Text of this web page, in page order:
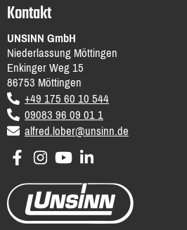
Kontakt
UNSINN GmbH
Niederlassung Möttingen
Enkinger Weg 15
86753Möttingen
DE +49 175 60 10 544
09083 96 09 01 1
email
alfred.lober@unsinn.de